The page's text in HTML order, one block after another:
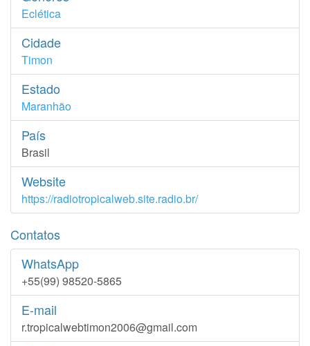
Eclética
Cidade
Timon
Estado
Maranhão
País
Brasil
Website
https://radiotropicalweb.site.radio.br/
Contatos
WhatsApp
+55(99) 98520-5865
E-mail
r.tropicalwebtimon2006@gmail.com